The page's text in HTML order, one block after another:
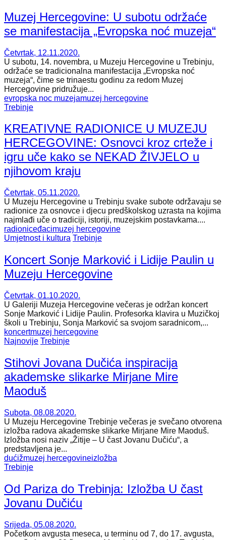
Muzej Hercegovine: U subotu održaće
se manifestacija „Evropska noć muzeja“
Četvrtak, 12.11.2020.
U subotu, 14. novembra, u Muzeju Hercegovine u Trebinju,
održaće se tradicionalna manifestacija „Evropska noć
muzeja“, čime se trinaestu godinu za redom Muzej
Hercegovine pridružuje...
evropska noc muzejamuzej hercegovine
Trebinje
KREATIVNE RADIONICE U MUZEJU
HERCEGOVINE: Osnovci kroz crteže i
igru uče kako se NEKAD ŽIVJELO u
njihovom kraju
Četvrtak, 05.11.2020.
U Muzeju Hercegovine u Trebinju svake subote održavaju se
radionice za osnovce i djecu predškolskog uzrasta na kojima
najmlađi uče o tradiciji, istoriji, muzejskim postavkama....
radioniceđacimuzej hercegovine
Umjetnost i kultura Trebinje
Koncert Sonje Marković i Lidije Paulin u
Muzeju Hercegovine
Četvrtak, 01.10.2020.
U Galeriji Muzeja Hercegovine večeras je održan koncert
Sonje Marković i Lidije Paulin. Profesorka klavira u Muzičkoj
školi u Trebinju, Sonja Marković sa svojom saradnicom,...
koncertmuzej hercegovine
Najnovije Trebinje
Stihovi Jovana Dučića inspiracija
akademske slikarke Mirjane Mire
Maoduš
Subota, 08.08.2020.
U Muzeju Hercegovine Trebinje večeras je svečano otvorena
izložba radova akademske slikarke Mirjane Mire Maoduš.
Izložba nosi naziv „Žitije – U čast Jovanu Dučiću“, a
predstavljena je...
dućižmuzej hercegovineizložba
Trebinje
Od Pariza do Trebinja: Izložba U čast
Jovanu Dučiću
Srijeda, 05.08.2020.
Početkom avgusta meseca, u terminu od 7, do 17. avgusta,